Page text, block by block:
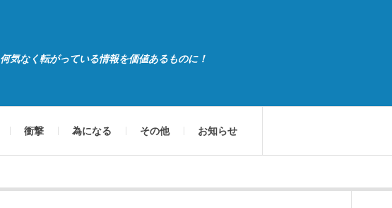
何気なく転がっている情報を価値あるものに！
衝撃 為になる その他 お知らせ